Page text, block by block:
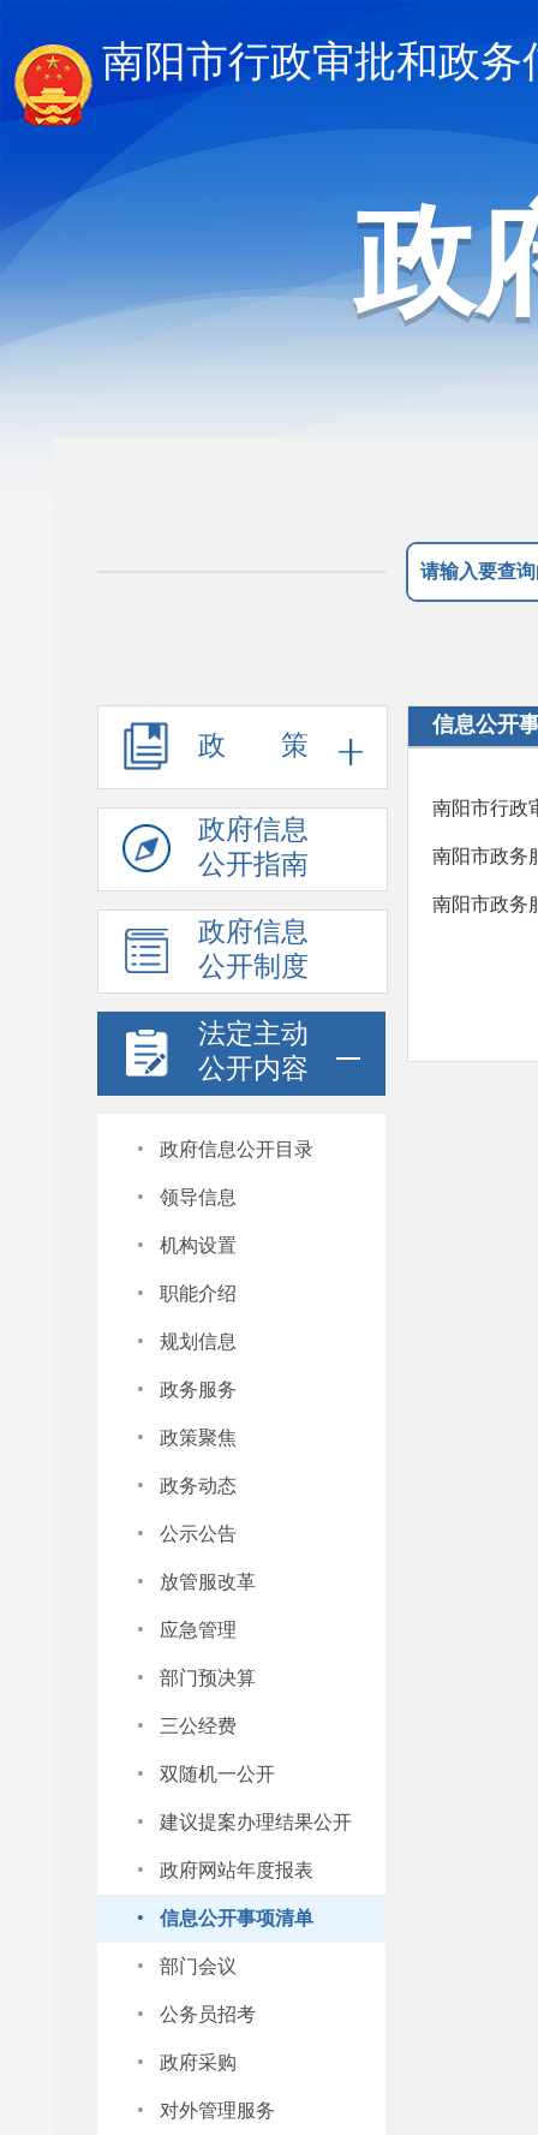
南阳市行政审批和政务
政
政 策
政府信息
公开指南
政府信息
公开制度
法定主动
公开内容
· 政府信息公开目录
· 领导信息
· 机构设置
· 职能介绍
· 规划信息
· 政务服务
· 政策聚焦
· 政务动态
· 公示公告
· 放管服改革
· 应急管理
· 部门预决算
· 三公经费
· 双随机一公开
· 建议提案办理结果公开
· 政府网站年度报表
· 信息公开事项清单
· 部门会议
· 公务员招考
· 政府采购
· 对外管理服务
信息公开
南阳市行政
南阳市政务
南阳市政务